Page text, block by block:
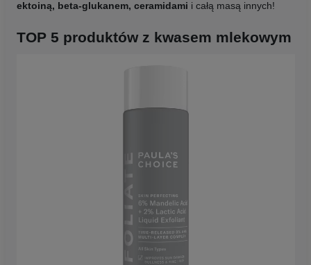
ektoiną, beta-glukanem, ceramidami i całą masą innych!
TOP 5 produktów z kwasem mlekowym